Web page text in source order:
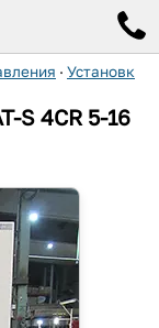
· Установки
S 4CR 5-16